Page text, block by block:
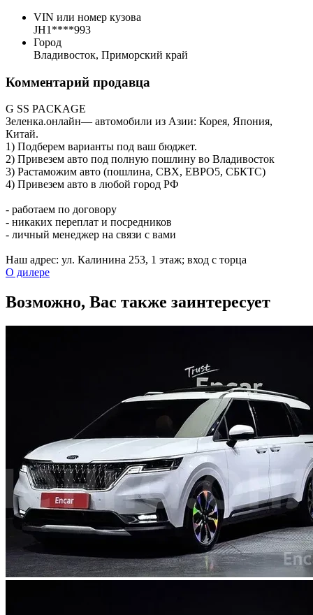
VIN или номер кузова
JH1****993
Город
Владивосток, Приморский край
Комментарий продавца
G SS PACKAGE
Зеленка.онлайн— автомобили из Азии: Корея, Япония,
Китай.
1) Подберем варианты под ваш бюджет.
2) Привезем авто под полную пошлину во Владивосток
3) Растаможим авто (пошлина, СВХ, ЕВРО5, CБКТС)
4) Привезем авто в любой город РФ
- работаем по договору
- никаких переплат и посредников
- личный менеджер на связи с вами
Наш адрес: ул. Калинина 253, ​1 этаж; вход с торца
О дилере
Возможно, Вас также заинтересует